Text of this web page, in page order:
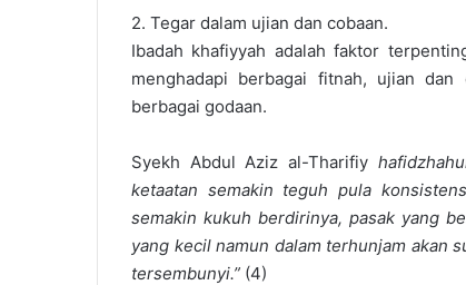
2. Tegar dalam ujian dan cobaan.
Ibadah khafiyyah adalah faktor
menghadapi berbagai fitnah, ujian
berbagai godaan.
Syekh Abdul Aziz al-Tharifiy
ketaatan semakin teguh pula
semakin kukuh berdirinya, pasak yang
yang kecil namun dalam terhunjam akan
tersembunyi.” (4)